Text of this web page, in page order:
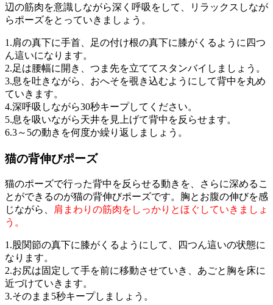
辺の筋肉を意識しながら深く呼吸をして、リラックスしなが
らポーズをとっていきましょう。
1.肩の真下に手首、足の付け根の真下に膝がくるように四つ
ん這いになります。
2.足は腰幅に開き、つま先を立ててスタンバイしましょう。
3.息を吐きながら、おへそを覗き込むようにして背中を丸め
ていきます。
4.深呼吸しながら30秒キープしてください。
5.息を吸いながら天井を見上げて背中を反らせます。
6.3～5の動きを何度か繰り返しましょう。
猫の背伸びポーズ
猫のポーズで行った背中を反らせる動きを、さらに深めるこ
とができるのが猫の背伸びポーズです。胸とお腹の伸びを感
じながら、
肩まわりの筋肉をしっかりとほぐしていきましょ
う。
1.股関節の真下に膝がくるようにして、四つん這いの状態に
なります。
2.お尻は固定して手を前に移動させていき、あごと胸を床に
近づけていきます。
3.そのまま5秒キープしましょう。